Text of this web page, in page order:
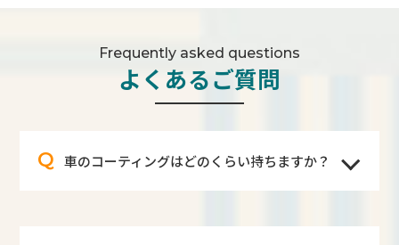
Frequently asked questions
よくあるご質問
Q 車のコーティングはどのくらい持ちますか？